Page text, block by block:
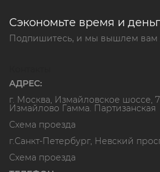
Сэкономьте время и
Подпишитесь, и мы вышлем вам
АДРЕС:
г. Москва, Измайловское шоссе,
Измайлово Гамма. Партизанская
Схема проезда
г.Санкт-Петербург, Невский
Схема проезда